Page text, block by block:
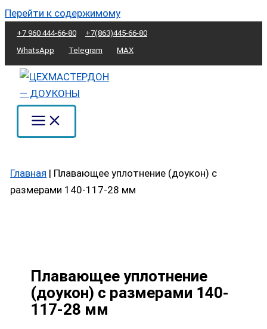
Перейти к содержимому
+7 960 444-66-80
+7(863)445-66-80
WhatsApp
Telegram MAX
Главная | Плавающее уплотнение (доукон) с
размерами 140-117-28 мм
Плавающее уплотнение
(доукон) с размерами 140-
117-28 мм